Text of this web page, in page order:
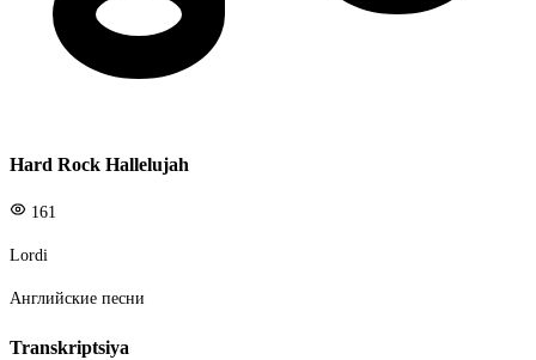
Hard Rock Hallelujah
161
Lordi
Английские песни
Transkriptsiya